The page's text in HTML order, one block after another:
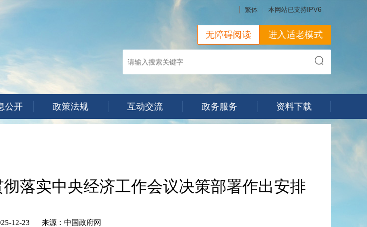
繁体 本网站已支持IPV6
进入适老模式
无障碍阅读
公开 政策法规 互动交流 政务服务 资料下载
落实中央经济工作会议决策部署作出安排
12-23 来源：中国政府网